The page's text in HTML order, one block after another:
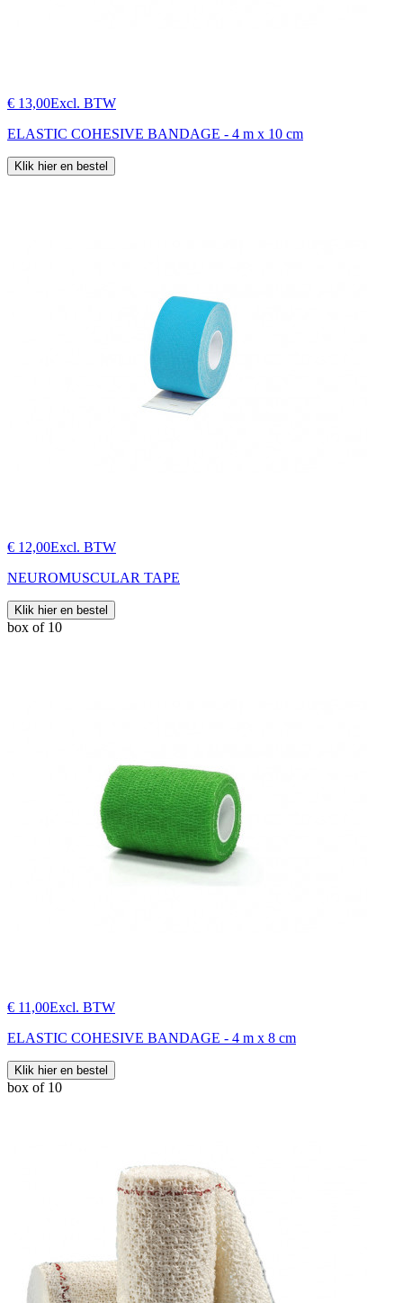
€ 13,00Excl. BTW
ELASTIC COHESIVE BANDAGE - 4 m x 10 cm
Klik hier en bestel
€ 12,00Excl. BTW
NEUROMUSCULAR TAPE
Klik hier en bestel
box of 10
€ 11,00Excl. BTW
ELASTIC COHESIVE BANDAGE - 4 m x 8 cm
Klik hier en bestel
box of 10